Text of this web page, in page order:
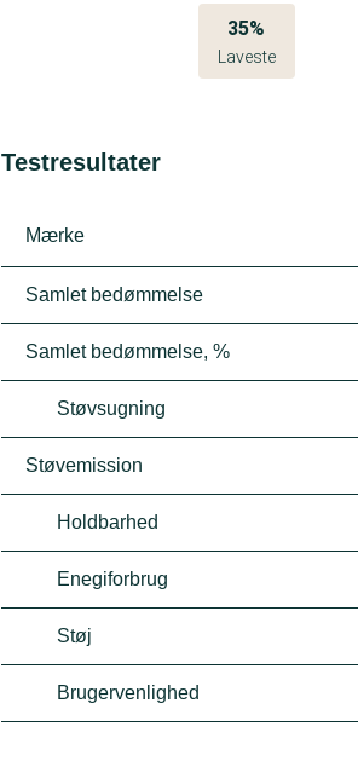
35%
Laveste
Testresultater
Mærke
Samlet bedømmelse
Samlet bedømmelse, %
Støvsugning
Støvemission
Holdbarhed
Enegiforbrug
Støj
Brugervenlighed